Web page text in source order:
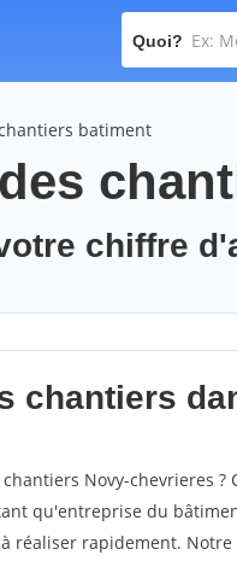
Quoi?
batiment
chiffre
chantiers
Novy-chevrieres
qu'entreprise du
réaliser rapidement.